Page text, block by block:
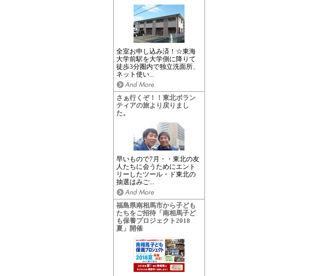
全室お申し込み済！☆東海
大学前駅を大学側に降りて
徒歩3分圏内で独立洗面所、
ネット使い...
さぁ行くぞ！！東北ボラン
ティアの旅より戻りまし
た。
早いもので7月・・東北の友
人たちに会うためにエント
リーしたツール・ド東北の
抽選はみご...
福島県南相馬市から子ども
たちをご招待「南相馬子ど
も保養プロジェクト2018
夏」開催